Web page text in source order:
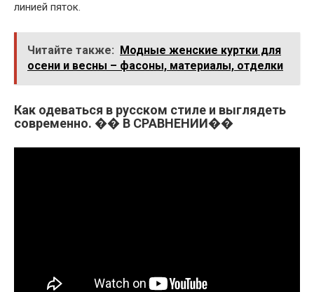
линией пяток.
Читайте также: Модные женские куртки для
осени и весны – фасоны, материалы, отделки
Как одеваться в русском стиле и выглядеть
современно. �� В СРАВНЕНИИ��